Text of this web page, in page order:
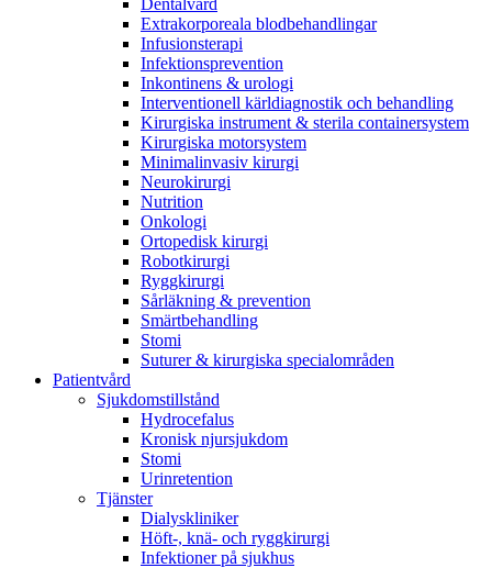
Produktkatalog
Hitta den produkt du letar efter. Besök B. Brauns
Hälsa & Säkerhet
En planerad sjukhusinläggning kan påverka vem som helst.
Jobba hos oss
Upptäck dina karriärmöjligheter på B. Braun. Sök efter
I dialog med B. Braun. Hör av dig till oss.
Extrakorporeala blodbehandlingar
Infusionsterapi
Infektionsprevention
Inkontinens & urologi
Interventionell kärldiagnostik och behandling
Kirurgiska instrument & sterila containersystem
Kirurgiska motorsystem
Minimalinvasiv kirurgi
Neurokirurgi
Nutrition
Onkologi
Ortopedisk kirurgi
Robotkirurgi
Ryggkirurgi
Sårläkning & prevention
Smärtbehandling
Stomi
Suturer & kirurgiska specialområden
Patientvård
Sjukdomstillstånd
Hydrocefalus
Kronisk njursjukdom
Stomi
Urinretention
Tjänster
Dialyskliniker
Höft-, knä- och ryggkirurgi
Infektioner på sjukhus